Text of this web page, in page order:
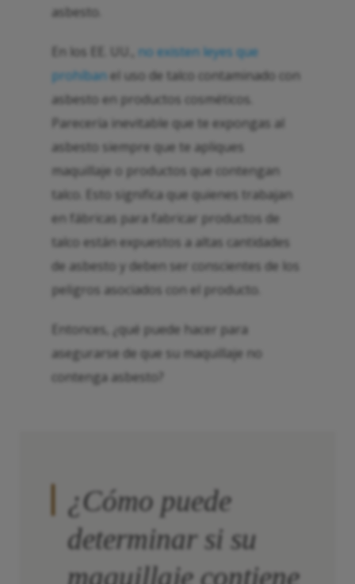
asbesto.
En los EE. UU., no existen leyes que
prohíban el uso de talco contaminado con
asbesto en productos cosméticos.
Parecería inevitable que te expongas al
asbesto siempre que te apliques
maquillaje o productos que contengan
talco. Esto significa que quienes trabajan
en fábricas para fabricar productos de
talco están expuestos a altas cantidades
de asbesto y deben ser conscientes de los
peligros asociados con el producto.
Entonces, ¿qué puede hacer para
asegurarse de que su maquillaje no
contenga asbesto?
¿Cómo puede
determinar si su
maquillaje contiene